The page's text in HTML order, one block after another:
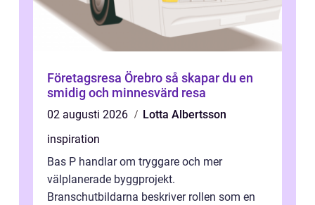
Företagsresa Örebro så skapar du en
smidig och minnesvärd resa
02 augusti 2026
Lotta Albertsson
inspiration
Bas P handlar om tryggare och mer
välplanerade byggprojekt.
Branschutbildarna beskriver rollen som en